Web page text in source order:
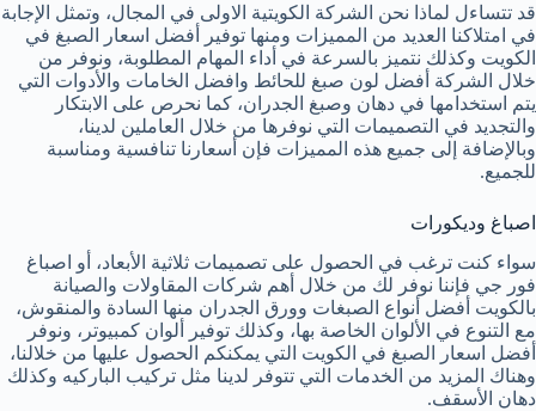
قد تتساءل لماذا نحن الشركة الكويتية الاولى في المجال، وتمثل الإجابة
في امتلاكنا العديد من المميزات ومنها توفير أفضل اسعار الصبغ في
الكويت وكذلك نتميز بالسرعة في أداء المهام المطلوبة، ونوفر من
خلال الشركة أفضل لون صبغ للحائط وافضل الخامات والأدوات التي
يتم استخدامها في دهان وصبغ الجدران، كما نحرص على الابتكار
والتجديد في التصميمات التي نوفرها من خلال العاملين لدينا،
وبالإضافة إلى جميع هذه المميزات فإن أسعارنا تنافسية ومناسبة
للجميع.
اصباغ وديكورات
سواء كنت ترغب في الحصول على تصميمات ثلاثية الأبعاد، أو اصباغ
فور جي فإننا نوفر لك من خلال أهم شركات المقاولات والصيانة
بالكويت أفضل أنواع الصبغات وورق الجدران منها السادة والمنقوش،
مع التنوع في الألوان الخاصة بها، وكذلك توفير ألوان كمبيوتر، ونوفر
أفضل اسعار الصبغ في الكويت التي يمكنكم الحصول عليها من خلالنا،
وهناك المزيد من الخدمات التي تتوفر لدينا مثل تركيب الباركيه وكذلك
دهان الأسقف.